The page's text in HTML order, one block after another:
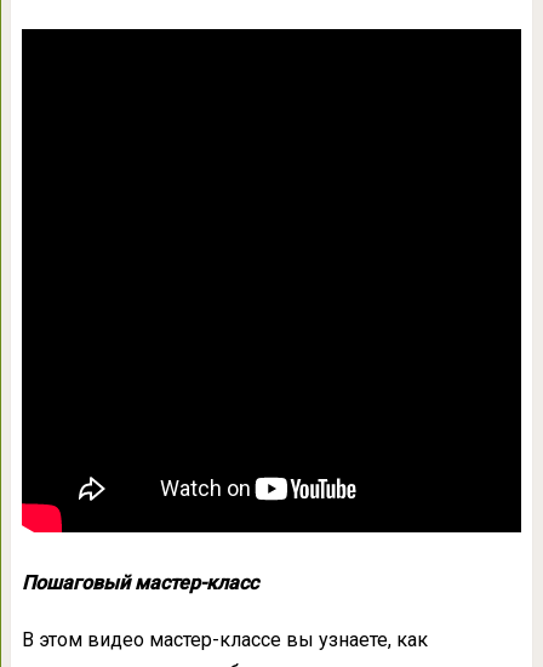
Пошаговый мастер-класс
В этом видео мастер-классе вы узнаете, как